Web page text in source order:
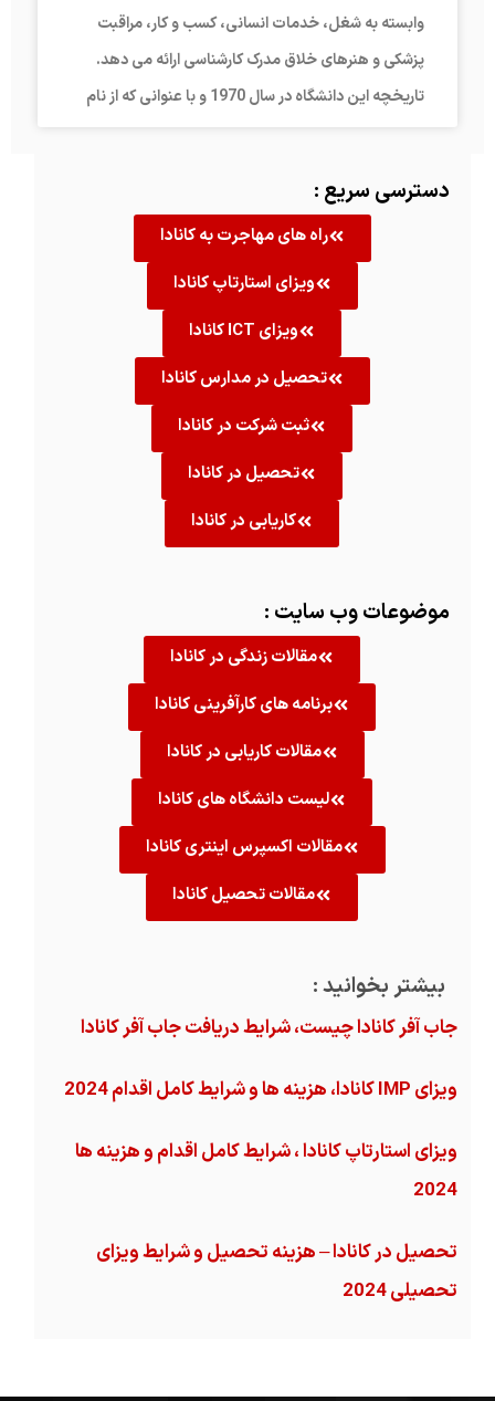
دسترسی سریع :
راه های مهاجرت به کانادا
ویزای استارتاپ کانادا
ویزای ICT کانادا
تحصیل در مدارس کانادا
ثبت شرکت در کانادا
تحصیل در کانادا
کاریابی در کانادا
موضوعات وب سایت :
مقالات زندگی در کانادا
برنامه های کارآفرینی کانادا
مقالات کاریابی در کانادا
لیست دانشگاه های کانادا
مقالات اکسپرس اینتری کانادا
مقالات تحصیل کانادا
بیشتر بخوانید :
جاب آفر کانادا چیست، شرایط دریافت جاب آفر کانادا
ویزای IMP کانادا، هزینه ها و شرایط کامل اقدام 2024
ویزای استارتاپ کانادا ، شرایط کامل اقدام و هزینه ها
2024
تحصیل در کانادا – هزینه‌ تحصیل و شرایط ویزای
تحصیلی 2024
وابسته به شغل، خدمات انسانی، کسب و کار، مراقبت
پزشکی و هنرهای خلاق مدرک کارشناسی ارائه می دهد.
تاریخچه این دانشگاه در سال 1970 و با عنوانی که از نام